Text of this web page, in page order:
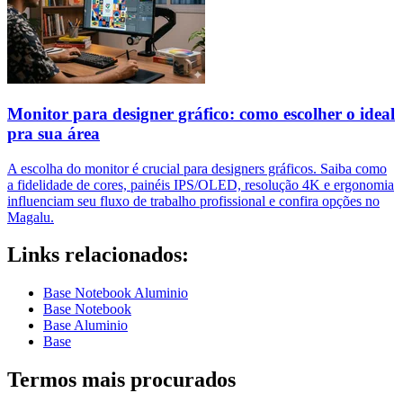
Monitor para designer gráfico: como escolher o ideal
pra sua área
A escolha do monitor é crucial para designers gráficos. Saiba como
a fidelidade de cores, painéis IPS/OLED, resolução 4K e ergonomia
influenciam seu fluxo de trabalho profissional e confira opções no
Magalu.
Links relacionados:
Base Notebook Aluminio
Base Notebook
Base Aluminio
Base
Termos mais procurados